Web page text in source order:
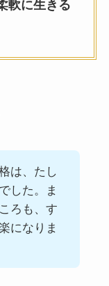
軟に生きる
は、たし
した。ま
ろも、す
になりま